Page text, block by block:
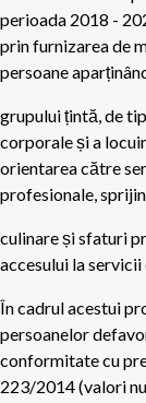
perioada 2018 -
prin furnizarea de
persoane
grupului țintă, de
corporale și a
orientarea către
profesionale,
culinare și sfaturi
accesului la
În cadrul acestui
persoanelor
conformitate cu
223/2014 (valori